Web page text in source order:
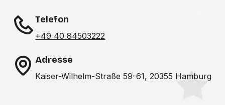
Telefon
+49 40 84503222
Adresse
Kaiser-Wilhelm-Straße 59-61, 20355 Hamburg